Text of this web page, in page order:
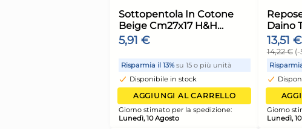
Portascopino Wc Inox
rosso Home
9,58 €
Risparmia il 13%
su 15 o più unità